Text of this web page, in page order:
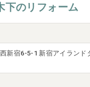
下のリフォーム
新宿6-5-1 新宿アイランド